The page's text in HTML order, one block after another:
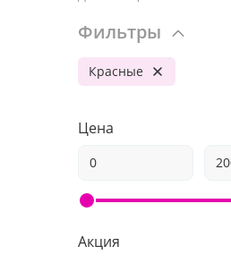
Фильтры
Красные
Цена
Акция